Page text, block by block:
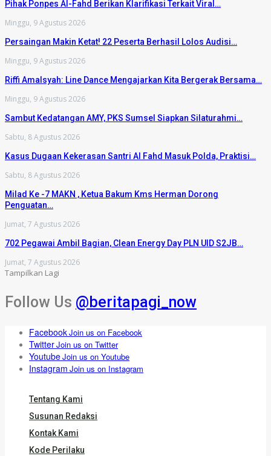
Pihak Ponpes Al-Fahd Berikan Klarifikasi Terkait Viral…
Minggu, 9 Agustus 2026
Persaingan Makin Ketat! 22 Peserta Berhasil Lolos Audisi…
Minggu, 9 Agustus 2026
Riffi Amalsyah: Line Dance Mengajarkan Kita Bergerak Bersama…
Minggu, 9 Agustus 2026
Sambut Kedatangan AMY, PKS Sumsel Siapkan Silaturahmi…
Sabtu, 8 Agustus 2026
Kasus Dugaan Kekerasan Santri Al Fahd Masuk Polda, Praktisi…
Sabtu, 8 Agustus 2026
Milad Ke -7 MAKN , Ketua Bakum Kms Herman Dorong
Penguatan…
Jumat, 7 Agustus 2026
702 Pegawai Ambil Bagian, Clean Energy Day PLN UID S2JB…
Jumat, 7 Agustus 2026
Tampilkan Lagi
Follow Us @beritapagi_now
FacebookJoin us on Facebook
TwitterJoin us on Twitter
YoutubeJoin us on Youtube
Instagram Join us on Instagram
Tentang Kami
Susunan Redaksi
Kontak Kami
Kode Perilaku